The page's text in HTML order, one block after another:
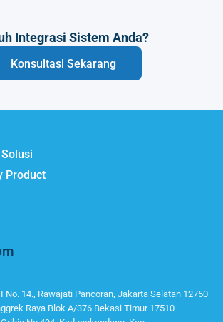
Integrasi Sistem Anda?
Konsultasi Sekarang
Product
No. 14., Rawajati Pancoran, Jakarta Selatan 12750
Raya Blok A/376 Bekasi Timur 17510